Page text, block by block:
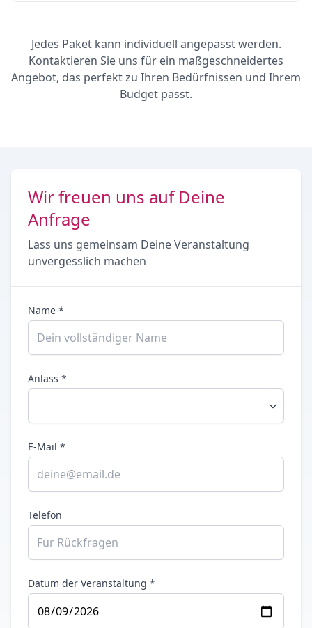
Jedes Paket kann individuell angepasst werden.
Kontaktieren Sie uns für ein maßgeschneidertes
Angebot, das perfekt zu Ihren Bedürfnissen und Ihrem
Budget passt.
Wir freuen uns auf Deine
Anfrage
Lass uns gemeinsam Deine Veranstaltung
unvergesslich machen
Name *
Anlass *
E-Mail *
Telefon
Datum der Veranstaltung *